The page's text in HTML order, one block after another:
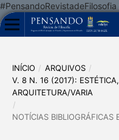
INÍCIO / ARQUIVOS /
V. 8 N. 16 (2017):
ARQUITETURA/VARIA
/
NOTÍCIAS BIBLIOGRÁFICAS